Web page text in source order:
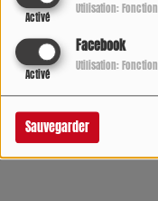
Activé
Utilisation:
Facebook
Activé
Utilisation:
Sauvegarder
05 AOÛT 2026 -
Écouter le podcast
L'infos sur radio